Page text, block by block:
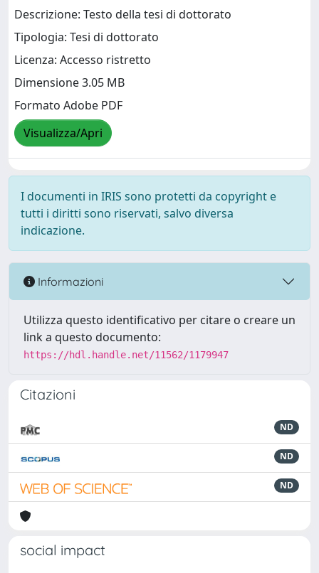
Descrizione: Testo della tesi di dottorato
Tipologia: Tesi di dottorato
Licenza: Accesso ristretto
Dimensione 3.05 MB
Formato Adobe PDF
Visualizza/Apri
I documenti in IRIS sono protetti da copyright e
tutti i diritti sono riservati, salvo diversa
indicazione.
Informazioni
Utilizza questo identificativo per citare o creare un
link a questo documento:
https://hdl.handle.net/11562/1179947
Citazioni
ND
ND
ND
social impact